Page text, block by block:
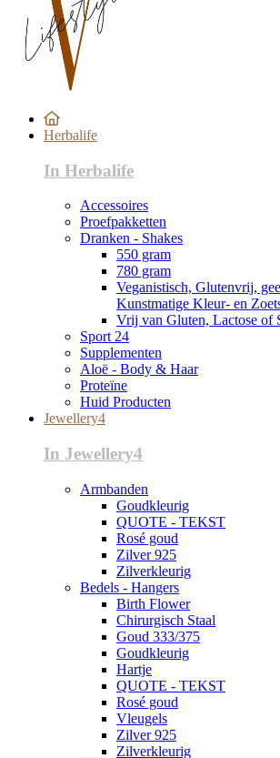
Herbalife
In Herbalife
Accessoires
Proefpakketten
Dranken - Shakes
550 gram
780 gram
Veganistisch, Glutenvrij,
Kunstmatige Kleur- en
Vrij van Gluten, Lactose of
Sport 24
Supplementen
Aloë - Body & Haar
Proteïne
Huid Producten
Jewellery4
In Jewellery4
Armbanden
Goudkleurig
QUOTE - TEKST
Rosé goud
Zilver 925
Zilverkleurig
Bedels - Hangers
Birth Flower
Chirurgisch Staal
Goud 333/375
Goudkleurig
Hartje
QUOTE - TEKST
Rosé goud
Vleugels
Zilver 925
Zilverkleurig